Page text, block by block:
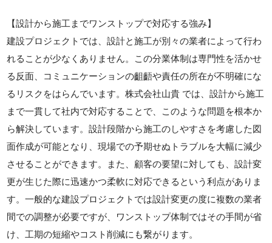
【設計から施工までワンストップで対応する強み】
建設プロジェクトでは、設計と施工が別々の業者によって行わ
れることが少なくありません。この分業体制は専門性を活かせ
る反面、コミュニケーションの齟齬や責任の所在が不明確にな
るリスクをはらんでいます。株式会社山貴 では、設計から施工
まで一貫して社内で対応することで、このような問題を根本か
ら解決しています。設計段階から施工のしやすさを考慮した図
面作成が可能となり、現場での予期せぬトラブルを大幅に減少
させることができます。また、顧客の要望に対しても、設計変
更が生じた際に迅速かつ柔軟に対応できるという利点がありま
す。一般的な建設プロジェクトでは設計変更の度に複数の業者
間での調整が必要ですが、ワンストップ体制ではその手間が省
け、工期の短縮やコスト削減にも繋がります。